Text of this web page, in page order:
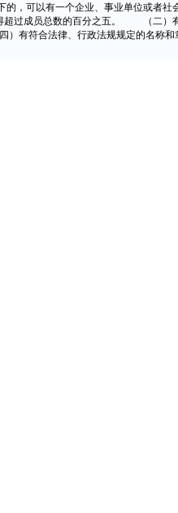
可以有一个企业、事业单位或者社
超过成员总数的百分之五。 （二）
符合法律、行政法规规定的名称和